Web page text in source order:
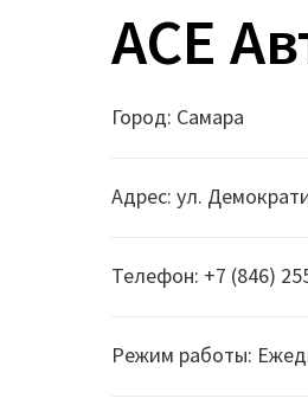
АСЕ
Город: Самара
Адрес: ул.
Телефон: +7 (846)
Режим работы: